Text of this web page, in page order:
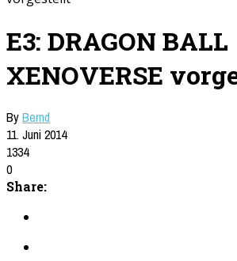
E3: DRAGON BALL
XENOVERSE
ByBernd
11. Juni 2014
1334
0
Share: